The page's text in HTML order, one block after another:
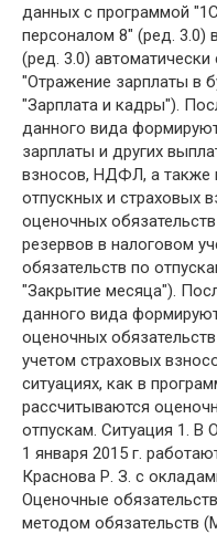
данных с программой
персоналом 8" (ред. 3.0)
(ред. 3.0)
"Отражение зарплаты в
"Зарплата и кадры").
данного вида
зарплаты и других
взносов, НДФЛ, а также
отпускных и страховых
оценочных
резервов в налоговом
обязательств по
"Закрытие месяца").
данного вида
оценочных
учетом страховых
ситуациях, как в
рассчитываются
отпускам. Ситуация 1. В
1 января 2015 г.
Краснова Р. З. с
Оценочные
методом обязательств